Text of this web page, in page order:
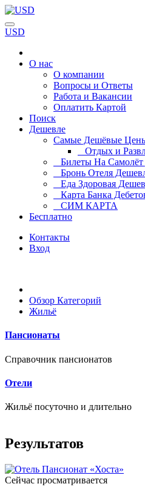
USD
О нас
О компании
Вопросы и Ответы
Работа и Вакансии
Оплатить Картой
Поиск
Дешевле
Самые Дешёвые
Отдых и
Билеты На
Бронь Отеля
Еда Здоровая
Карта Банка
СИМ КАРТА
Бесплатно
Контакты
Вход
Обзор Категорий
Жильё
Пансионаты
Справочник пансионатов
Отели
Жильё посуточно и длительно
Результатов
Сейчас просматривается